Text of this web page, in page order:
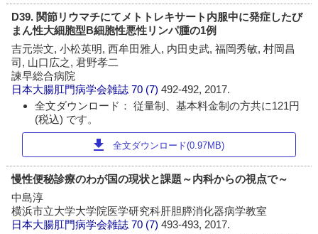
D39. 関節リウマチにてメトトレキサート内服中に発症したび
まん性大細胞型B細胞性悪性リンパ腫の1例
吉元崇文, 小松英明, 西牟田雅人, 内田史武, 福岡秀敏, 村岡昌
司, 山口広之, 君野孝二
諫早総合病院
日本大腸肛門病学会雑誌 70 (7)492-492, 2017.
全文ダウンロード： 従量制、基本料金制の方共に121円
(税込) です。
download 全文ダウンロード(0.97MB)
慢性便秘診療のわが国の現状と課題～内科からの視点で～
中島淳
横浜市立大学大学院医学研究科肝胆膵消化器病学教室
日本大腸肛門病学会雑誌 70 (7)493-493, 2017.